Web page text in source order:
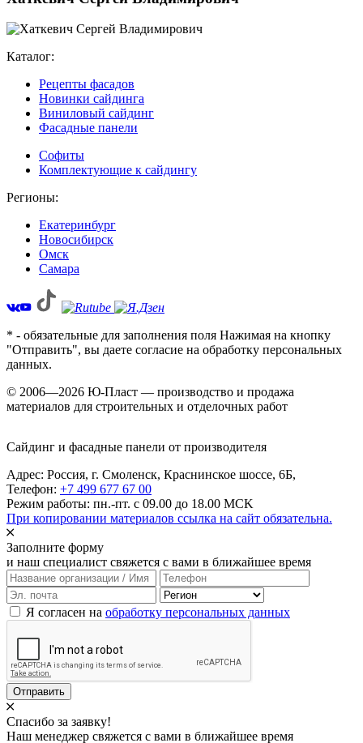
Каталог:
Рецепты фасадов
Новинки сайдинга
Виниловый сайдинг
Фасадные панели
Софиты
Комплектующие к сайдингу
Регионы:
Екатеринбург
Новосибирск
Омск
Самара
* - обязательные для заполнения поля Нажимая на кнопку
"Отправить", вы даете согласие на обработку персональных
данных.
© 2006—2026 Ю-Пласт — производство и продажа
материалов для строительных и отделочных работ
Сайдинг и фасадные панели от производителя
Адрес: Россия, г. Смоленск, Краснинское шоссе, 6Б,
Телефон: +7 499 677 67 00
Режим работы: пн.-пт. с 09.00 до 18.00 MCK
При копировании материалов ссылка на сайт обязательна.
Заполните форму
и наш специалист свяжется с вами в ближайшее время
Я согласен на обработку персональных данных
Отправить
Спасибо за заявку!
Наш менеджер свяжется с вами в ближайшее время